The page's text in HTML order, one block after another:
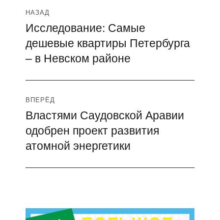
Навигация
по
записям
НАЗАД
Предыдущая
запись:
Исследование: Самые
дешевые квартиры Петербурга
– в Невском районе
ВПЕРЁД
Следующая
запись:
Властями Саудовской Аравии
одобрен проект развития
атомной энергетики